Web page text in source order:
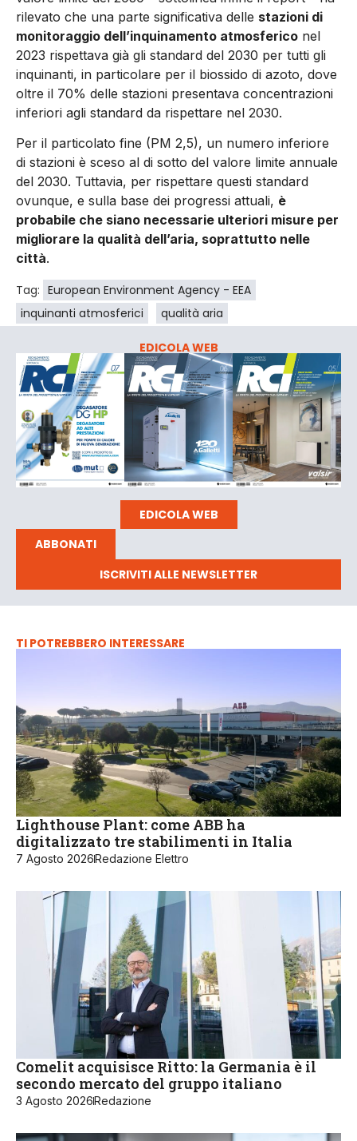
rilevato che una parte significativa delle stazioni di
monitoraggio dell’inquinamento atmosferico nel
2023 rispettava già gli standard del 2030 per tutti gli
inquinanti, in particolare per il biossido di azoto, dove
oltre il 70% delle stazioni presentava concentrazioni
inferiori agli standard da rispettare nel 2030.
Per il particolato fine (PM 2,5), un numero inferiore
di stazioni è sceso al di sotto del valore limite annuale
del 2030. Tuttavia, per rispettare questi standard
ovunque, e sulla base dei progressi attuali, è
probabile che siano necessarie ulteriori misure per
migliorare la qualità dell’aria, soprattutto nelle
città.
Tag: European Environment Agency - EEA
inquinanti atmosferici
qualità aria
EDICOLA WEB
EDICOLA WEB
ABBONATI
ISCRIVITI ALLE NEWSLETTER
TI POTREBBERO INTERESSARE
Lighthouse Plant: come ABB ha
digitalizzato tre stabilimenti in Italia
7 Agosto 2026Redazione Elettro
Comelit acquisisce Ritto: la Germania è il
secondo mercato del gruppo italiano
3 Agosto 2026Redazione